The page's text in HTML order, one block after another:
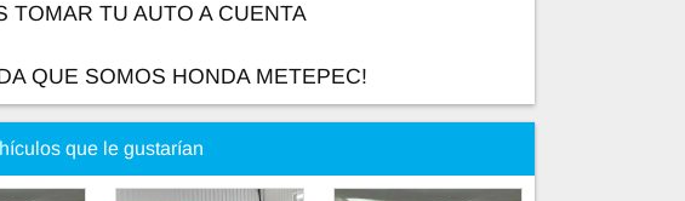
TOMAR TU AUTO A CUENTA
QUE SOMOS HONDA METEPEC!
que le gustarían